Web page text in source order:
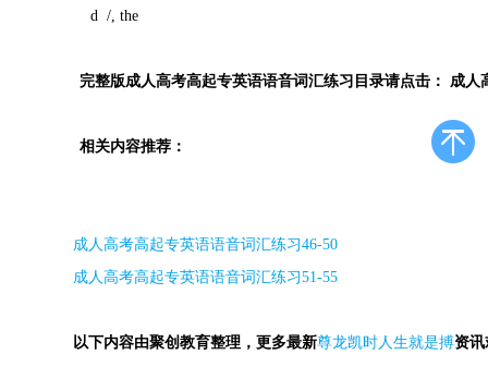
d /, the
完整版成人高考高起专英语语音词汇练习 目录请点击： 成人
相关内容推荐：
成人高考高起专英语语音词汇练习 46-50
成人高考高起专英语语音词汇练习 51-55
以下内容由聚创教育整理，更多最新尊龙凯时人生就是搏资讯